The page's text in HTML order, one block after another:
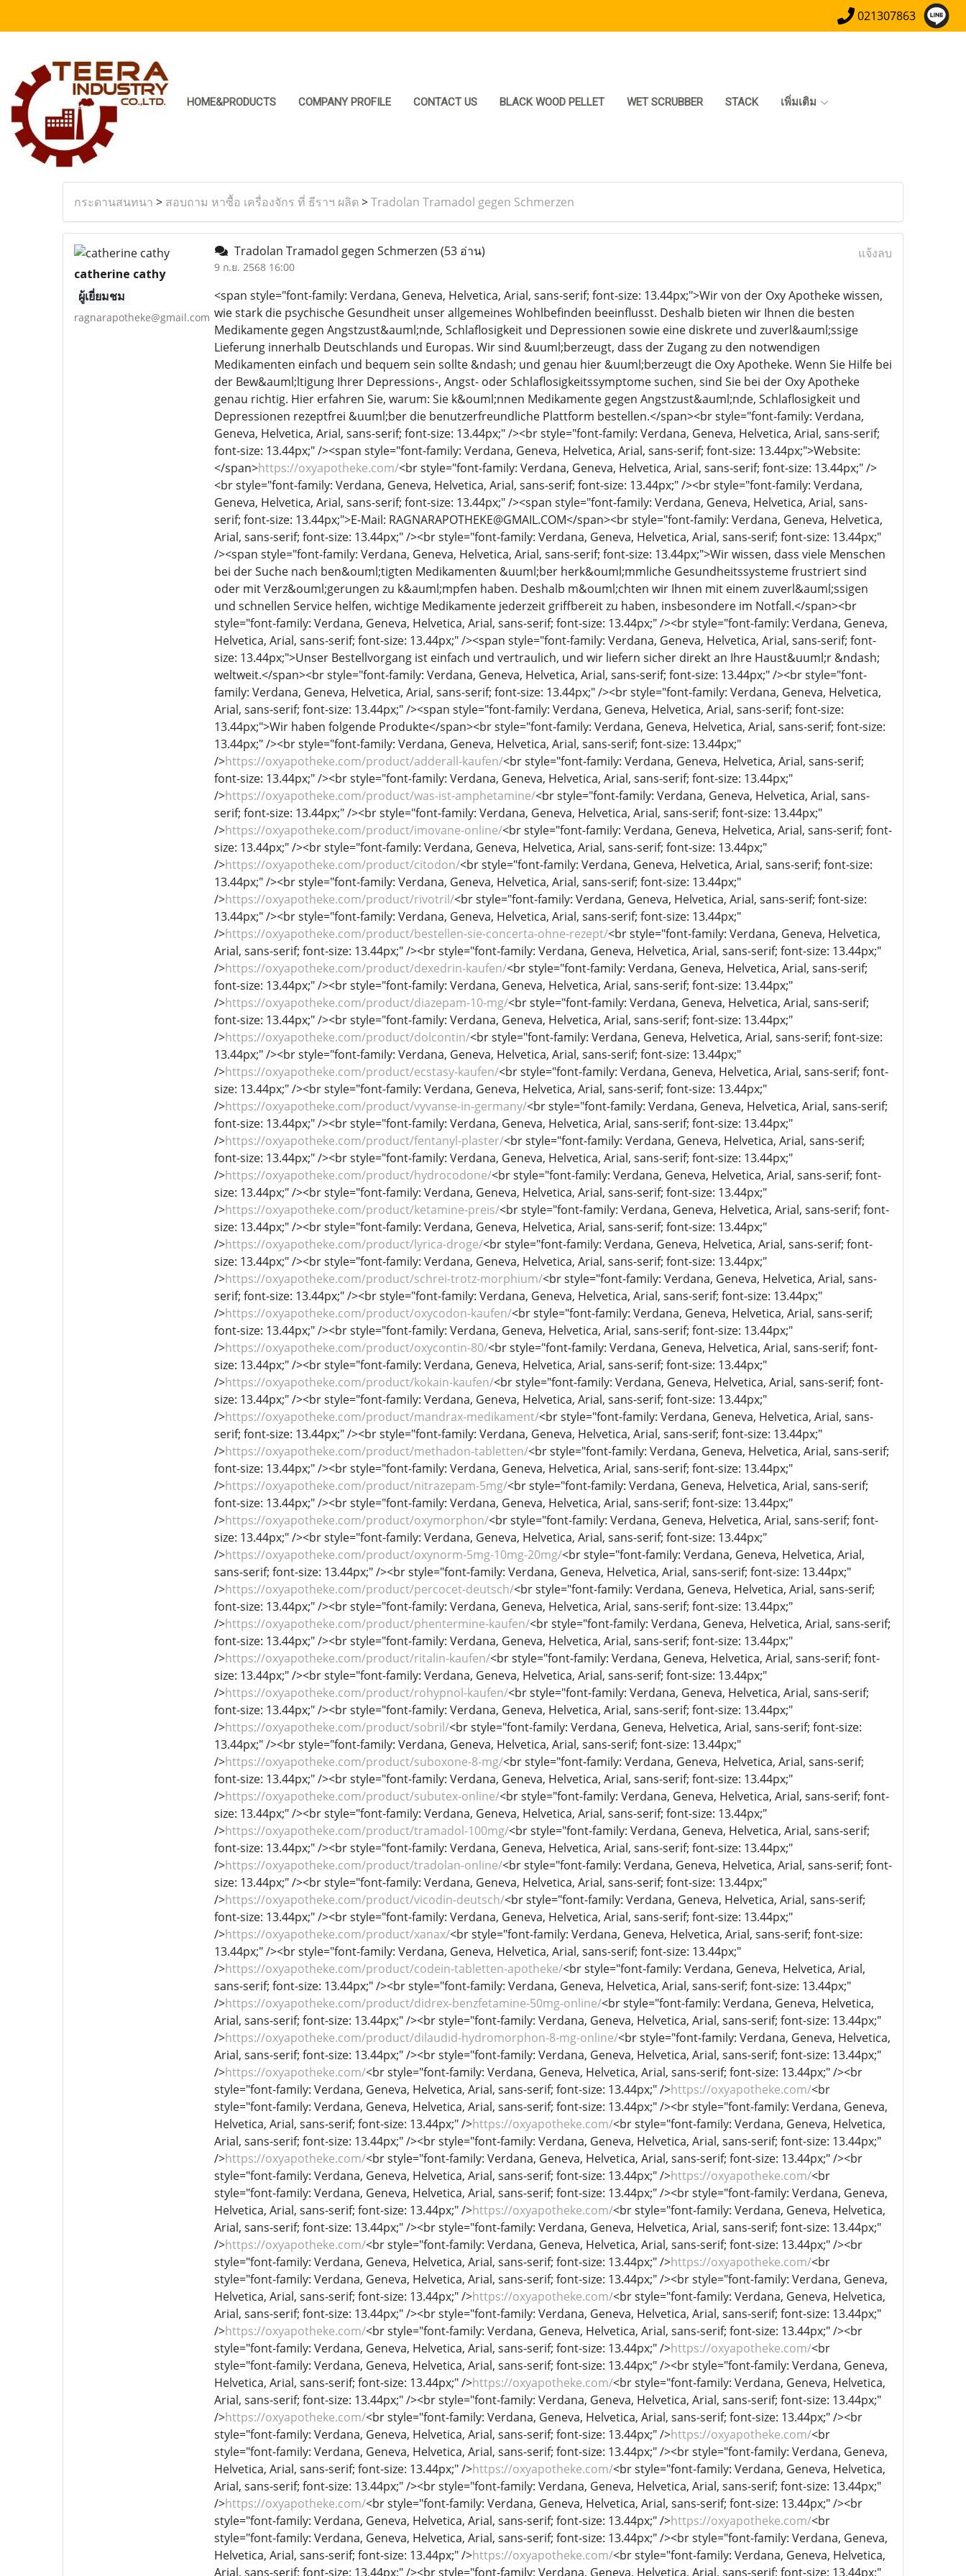
021307863
HOME&PRODUCTS COMPANY PROFILE CONTACT US BLACK WOOD PELLET WET SCRUBBER STACK เพิ่มเติม
กระดานสนทนา > สอบถาม หาซื้อ เครื่องจักร ที่ ธีราฯ ผลิต >Tradolan Tramadol gegen Schmerzen
catherine cathy
ผู้เยี่ยมชม
ragnarapotheke@gmail.com
Tradolan Tramadol gegen Schmerzen (53 อ่าน)
9 ก.ย. 2568 16:00
แจ้งลบ
<span style="font-family: Verdana, Geneva, Helvetica, Arial, sans-serif; font-size: 13.44px;">Wir von der Oxy Apotheke wissen,
wie stark die psychische Gesundheit unser allgemeines Wohlbefinden beeinflusst. Deshalb bieten wir Ihnen die besten
Medikamente gegen Angstzust&auml;nde, Schlaflosigkeit und Depressionen sowie eine diskrete und zuverl&auml;ssige
Lieferung innerhalb Deutschlands und Europas. Wir sind &uuml;berzeugt, dass der Zugang zu den notwendigen
Medikamenten einfach und bequem sein sollte &ndash; und genau hier &uuml;berzeugt die Oxy Apotheke. Wenn Sie Hilfe bei
der Bew&auml;ltigung Ihrer Depressions-, Angst- oder Schlaflosigkeitssymptome suchen, sind Sie bei der Oxy Apotheke
genau richtig. Hier erfahren Sie, warum: Sie k&ouml;nnen Medikamente gegen Angstzust&auml;nde, Schlaflosigkeit und
Depressionen rezeptfrei &uuml;ber die benutzerfreundliche Plattform bestellen.</span><br style="font-family: Verdana,
Geneva, Helvetica, Arial, sans-serif; font-size: 13.44px;" /><br style="font-family: Verdana, Geneva, Helvetica, Arial, sans-serif;
font-size: 13.44px;" /><span style="font-family: Verdana, Geneva, Helvetica, Arial, sans-serif; font-size: 13.44px;">Website:
</span>https://oxyapotheke.com/<br style="font-family: Verdana, Geneva, Helvetica, Arial, sans-serif; font-size: 13.44px;" />
<br style="font-family: Verdana, Geneva, Helvetica, Arial, sans-serif; font-size: 13.44px;" /><br style="font-family: Verdana,
Geneva, Helvetica, Arial, sans-serif; font-size: 13.44px;" /><span style="font-family: Verdana, Geneva, Helvetica, Arial, sans-
serif; font-size: 13.44px;">E-Mail: RAGNARAPOTHEKE@GMAIL.COM</span><br style="font-family: Verdana, Geneva, Helvetica,
Arial, sans-serif; font-size: 13.44px;" /><br style="font-family: Verdana, Geneva, Helvetica, Arial, sans-serif; font-size: 13.44px;"
/><span style="font-family: Verdana, Geneva, Helvetica, Arial, sans-serif; font-size: 13.44px;">Wir wissen, dass viele Menschen
bei der Suche nach ben&ouml;tigten Medikamenten &uuml;ber herk&ouml;mmliche Gesundheitssysteme frustriert sind
oder mit Verz&ouml;gerungen zu k&auml;mpfen haben. Deshalb m&ouml;chten wir Ihnen mit einem zuverl&auml;ssigen
und schnellen Service helfen, wichtige Medikamente jederzeit griffbereit zu haben, insbesondere im Notfall.</span><br
style="font-family: Verdana, Geneva, Helvetica, Arial, sans-serif; font-size: 13.44px;" /><br style="font-family: Verdana, Geneva,
Helvetica, Arial, sans-serif; font-size: 13.44px;" /><span style="font-family: Verdana, Geneva, Helvetica, Arial, sans-serif; font-
size: 13.44px;">Unser Bestellvorgang ist einfach und vertraulich, und wir liefern sicher direkt an Ihre Haust&uuml;r &ndash;
weltweit.</span><br style="font-family: Verdana, Geneva, Helvetica, Arial, sans-serif; font-size: 13.44px;" /><br style="font-
family: Verdana, Geneva, Helvetica, Arial, sans-serif; font-size: 13.44px;" /><br style="font-family: Verdana, Geneva, Helvetica,
Arial, sans-serif; font-size: 13.44px;" /><span style="font-family: Verdana, Geneva, Helvetica, Arial, sans-serif; font-size:
13.44px;">Wir haben folgende Produkte</span><br style="font-family: Verdana, Geneva, Helvetica, Arial, sans-serif; font-size:
13.44px;" /><br style="font-family: Verdana, Geneva, Helvetica, Arial, sans-serif; font-size: 13.44px;"
/>https://oxyapotheke.com/product/adderall-kaufen/<br style="font-family: Verdana, Geneva, Helvetica, Arial, sans-serif;
font-size: 13.44px;" /><br style="font-family: Verdana, Geneva, Helvetica, Arial, sans-serif; font-size: 13.44px;"
/>https://oxyapotheke.com/product/was-ist-amphetamine/<br style="font-family: Verdana, Geneva, Helvetica, Arial, sans-
serif; font-size: 13.44px;" /><br style="font-family: Verdana, Geneva, Helvetica, Arial, sans-serif; font-size: 13.44px;"
/>https://oxyapotheke.com/product/imovane-online/<br style="font-family: Verdana, Geneva, Helvetica, Arial, sans-serif; font-
size: 13.44px;" /><br style="font-family: Verdana, Geneva, Helvetica, Arial, sans-serif; font-size: 13.44px;"
/>https://oxyapotheke.com/product/citodon/<br style="font-family: Verdana, Geneva, Helvetica, Arial, sans-serif; font-size:
13.44px;" /><br style="font-family: Verdana, Geneva, Helvetica, Arial, sans-serif; font-size: 13.44px;"
/>https://oxyapotheke.com/product/rivotril/<br style="font-family: Verdana, Geneva, Helvetica, Arial, sans-serif; font-size:
13.44px;" /><br style="font-family: Verdana, Geneva, Helvetica, Arial, sans-serif; font-size: 13.44px;"
/>https://oxyapotheke.com/product/bestellen-sie-concerta-ohne-rezept/<br style="font-family: Verdana, Geneva, Helvetica,
Arial, sans-serif; font-size: 13.44px;" /><br style="font-family: Verdana, Geneva, Helvetica, Arial, sans-serif; font-size: 13.44px;"
/>https://oxyapotheke.com/product/dexedrin-kaufen/<br style="font-family: Verdana, Geneva, Helvetica, Arial, sans-serif;
font-size: 13.44px;" /><br style="font-family: Verdana, Geneva, Helvetica, Arial, sans-serif; font-size: 13.44px;"
/>https://oxyapotheke.com/product/diazepam-10-mg/<br style="font-family: Verdana, Geneva, Helvetica, Arial, sans-serif;
font-size: 13.44px;" /><br style="font-family: Verdana, Geneva, Helvetica, Arial, sans-serif; font-size: 13.44px;"
/>https://oxyapotheke.com/product/dolcontin/<br style="font-family: Verdana, Geneva, Helvetica, Arial, sans-serif; font-size:
13.44px;" /><br style="font-family: Verdana, Geneva, Helvetica, Arial, sans-serif; font-size: 13.44px;"
/>https://oxyapotheke.com/product/ecstasy-kaufen/<br style="font-family: Verdana, Geneva, Helvetica, Arial, sans-serif; font-
size: 13.44px;" /><br style="font-family: Verdana, Geneva, Helvetica, Arial, sans-serif; font-size: 13.44px;"
/>https://oxyapotheke.com/product/vyvanse-in-germany/<br style="font-family: Verdana, Geneva, Helvetica, Arial, sans-serif;
font-size: 13.44px;" /><br style="font-family: Verdana, Geneva, Helvetica, Arial, sans-serif; font-size: 13.44px;"
/>https://oxyapotheke.com/product/fentanyl-plaster/<br style="font-family: Verdana, Geneva, Helvetica, Arial, sans-serif;
font-size: 13.44px;" /><br style="font-family: Verdana, Geneva, Helvetica, Arial, sans-serif; font-size: 13.44px;"
/>https://oxyapotheke.com/product/hydrocodone/<br style="font-family: Verdana, Geneva, Helvetica, Arial, sans-serif; font-
size: 13.44px;" /><br style="font-family: Verdana, Geneva, Helvetica, Arial, sans-serif; font-size: 13.44px;"
/>https://oxyapotheke.com/product/ketamine-preis/<br style="font-family: Verdana, Geneva, Helvetica, Arial, sans-serif; font-
size: 13.44px;" /><br style="font-family: Verdana, Geneva, Helvetica, Arial, sans-serif; font-size: 13.44px;"
/>https://oxyapotheke.com/product/lyrica-droge/<br style="font-family: Verdana, Geneva, Helvetica, Arial, sans-serif; font-
size: 13.44px;" /><br style="font-family: Verdana, Geneva, Helvetica, Arial, sans-serif; font-size: 13.44px;"
/>https://oxyapotheke.com/product/schrei-trotz-morphium/<br style="font-family: Verdana, Geneva, Helvetica, Arial, sans-
serif; font-size: 13.44px;" /><br style="font-family: Verdana, Geneva, Helvetica, Arial, sans-serif; font-size: 13.44px;"
/>https://oxyapotheke.com/product/oxycodon-kaufen/<br style="font-family: Verdana, Geneva, Helvetica, Arial, sans-serif;
font-size: 13.44px;" /><br style="font-family: Verdana, Geneva, Helvetica, Arial, sans-serif; font-size: 13.44px;"
/>https://oxyapotheke.com/product/oxycontin-80/<br style="font-family: Verdana, Geneva, Helvetica, Arial, sans-serif; font-
size: 13.44px;" /><br style="font-family: Verdana, Geneva, Helvetica, Arial, sans-serif; font-size: 13.44px;"
/>https://oxyapotheke.com/product/kokain-kaufen/<br style="font-family: Verdana, Geneva, Helvetica, Arial, sans-serif; font-
size: 13.44px;" /><br style="font-family: Verdana, Geneva, Helvetica, Arial, sans-serif; font-size: 13.44px;"
/>https://oxyapotheke.com/product/mandrax-medikament/<br style="font-family: Verdana, Geneva, Helvetica, Arial, sans-
serif; font-size: 13.44px;" /><br style="font-family: Verdana, Geneva, Helvetica, Arial, sans-serif; font-size: 13.44px;"
/>https://oxyapotheke.com/product/methadon-tabletten/<br style="font-family: Verdana, Geneva, Helvetica, Arial, sans-serif;
font-size: 13.44px;" /><br style="font-family: Verdana, Geneva, Helvetica, Arial, sans-serif; font-size: 13.44px;"
/>https://oxyapotheke.com/product/nitrazepam-5mg/<br style="font-family: Verdana, Geneva, Helvetica, Arial, sans-serif;
font-size: 13.44px;" /><br style="font-family: Verdana, Geneva, Helvetica, Arial, sans-serif; font-size: 13.44px;"
/>https://oxyapotheke.com/product/oxymorphon/<br style="font-family: Verdana, Geneva, Helvetica, Arial, sans-serif; font-
size: 13.44px;" /><br style="font-family: Verdana, Geneva, Helvetica, Arial, sans-serif; font-size: 13.44px;"
/>https://oxyapotheke.com/product/oxynorm-5mg-10mg-20mg/<br style="font-family: Verdana, Geneva, Helvetica, Arial,
sans-serif; font-size: 13.44px;" /><br style="font-family: Verdana, Geneva, Helvetica, Arial, sans-serif; font-size: 13.44px;"
/>https://oxyapotheke.com/product/percocet-deutsch/<br style="font-family: Verdana, Geneva, Helvetica, Arial, sans-serif;
font-size: 13.44px;" /><br style="font-family: Verdana, Geneva, Helvetica, Arial, sans-serif; font-size: 13.44px;"
/>https://oxyapotheke.com/product/phentermine-kaufen/<br style="font-family: Verdana, Geneva, Helvetica, Arial, sans-serif;
font-size: 13.44px;" /><br style="font-family: Verdana, Geneva, Helvetica, Arial, sans-serif; font-size: 13.44px;"
/>https://oxyapotheke.com/product/ritalin-kaufen/<br style="font-family: Verdana, Geneva, Helvetica, Arial, sans-serif; font-
size: 13.44px;" /><br style="font-family: Verdana, Geneva, Helvetica, Arial, sans-serif; font-size: 13.44px;"
/>https://oxyapotheke.com/product/rohypnol-kaufen/<br style="font-family: Verdana, Geneva, Helvetica, Arial, sans-serif;
font-size: 13.44px;" /><br style="font-family: Verdana, Geneva, Helvetica, Arial, sans-serif; font-size: 13.44px;"
/>https://oxyapotheke.com/product/sobril/<br style="font-family: Verdana, Geneva, Helvetica, Arial, sans-serif; font-size:
13.44px;" /><br style="font-family: Verdana, Geneva, Helvetica, Arial, sans-serif; font-size: 13.44px;"
/>https://oxyapotheke.com/product/suboxone-8-mg/<br style="font-family: Verdana, Geneva, Helvetica, Arial, sans-serif;
font-size: 13.44px;" /><br style="font-family: Verdana, Geneva, Helvetica, Arial, sans-serif; font-size: 13.44px;"
/>https://oxyapotheke.com/product/subutex-online/<br style="font-family: Verdana, Geneva, Helvetica, Arial, sans-serif; font-
size: 13.44px;" /><br style="font-family: Verdana, Geneva, Helvetica, Arial, sans-serif; font-size: 13.44px;"
/>https://oxyapotheke.com/product/tramadol-100mg/<br style="font-family: Verdana, Geneva, Helvetica, Arial, sans-serif;
font-size: 13.44px;" /><br style="font-family: Verdana, Geneva, Helvetica, Arial, sans-serif; font-size: 13.44px;"
/>https://oxyapotheke.com/product/tradolan-online/<br style="font-family: Verdana, Geneva, Helvetica, Arial, sans-serif; font-
size: 13.44px;" /><br style="font-family: Verdana, Geneva, Helvetica, Arial, sans-serif; font-size: 13.44px;"
/>https://oxyapotheke.com/product/vicodin-deutsch/<br style="font-family: Verdana, Geneva, Helvetica, Arial, sans-serif;
font-size: 13.44px;" /><br style="font-family: Verdana, Geneva, Helvetica, Arial, sans-serif; font-size: 13.44px;"
/>https://oxyapotheke.com/product/xanax/<br style="font-family: Verdana, Geneva, Helvetica, Arial, sans-serif; font-size:
13.44px;" /><br style="font-family: Verdana, Geneva, Helvetica, Arial, sans-serif; font-size: 13.44px;"
/>https://oxyapotheke.com/product/codein-tabletten-apotheke/<br style="font-family: Verdana, Geneva, Helvetica, Arial,
sans-serif; font-size: 13.44px;" /><br style="font-family: Verdana, Geneva, Helvetica, Arial, sans-serif; font-size: 13.44px;"
/>https://oxyapotheke.com/product/didrex-benzfetamine-50mg-online/<br style="font-family: Verdana, Geneva, Helvetica,
Arial, sans-serif; font-size: 13.44px;" /><br style="font-family: Verdana, Geneva, Helvetica, Arial, sans-serif; font-size: 13.44px;"
/>https://oxyapotheke.com/product/dilaudid-hydromorphon-8-mg-online/<br style="font-family: Verdana, Geneva, Helvetica,
Arial, sans-serif; font-size: 13.44px;" /><br style="font-family: Verdana, Geneva, Helvetica, Arial, sans-serif; font-size: 13.44px;"
/>https://oxyapotheke.com/<br style="font-family: Verdana, Geneva, Helvetica, Arial, sans-serif; font-size: 13.44px;" /><br
style="font-family: Verdana, Geneva, Helvetica, Arial, sans-serif; font-size: 13.44px;" />https://oxyapotheke.com/<br
style="font-family: Verdana, Geneva, Helvetica, Arial, sans-serif; font-size: 13.44px;" /><br style="font-family: Verdana, Geneva,
Helvetica, Arial, sans-serif; font-size: 13.44px;" />https://oxyapotheke.com/<br style="font-family: Verdana, Geneva, Helvetica,
Arial, sans-serif; font-size: 13.44px;" /><br style="font-family: Verdana, Geneva, Helvetica, Arial, sans-serif; font-size: 13.44px;"
/>https://oxyapotheke.com/<br style="font-family: Verdana, Geneva, Helvetica, Arial, sans-serif; font-size: 13.44px;" /><br
style="font-family: Verdana, Geneva, Helvetica, Arial, sans-serif; font-size: 13.44px;" />https://oxyapotheke.com/<br
style="font-family: Verdana, Geneva, Helvetica, Arial, sans-serif; font-size: 13.44px;" /><br style="font-family: Verdana, Geneva,
Helvetica, Arial, sans-serif; font-size: 13.44px;" />https://oxyapotheke.com/<br style="font-family: Verdana, Geneva, Helvetica,
Arial, sans-serif; font-size: 13.44px;" /><br style="font-family: Verdana, Geneva, Helvetica, Arial, sans-serif; font-size: 13.44px;"
/>https://oxyapotheke.com/<br style="font-family: Verdana, Geneva, Helvetica, Arial, sans-serif; font-size: 13.44px;" /><br
style="font-family: Verdana, Geneva, Helvetica, Arial, sans-serif; font-size: 13.44px;" />https://oxyapotheke.com/<br
style="font-family: Verdana, Geneva, Helvetica, Arial, sans-serif; font-size: 13.44px;" /><br style="font-family: Verdana, Geneva,
Helvetica, Arial, sans-serif; font-size: 13.44px;" />https://oxyapotheke.com/<br style="font-family: Verdana, Geneva, Helvetica,
Arial, sans-serif; font-size: 13.44px;" /><br style="font-family: Verdana, Geneva, Helvetica, Arial, sans-serif; font-size: 13.44px;"
/>https://oxyapotheke.com/<br style="font-family: Verdana, Geneva, Helvetica, Arial, sans-serif; font-size: 13.44px;" /><br
style="font-family: Verdana, Geneva, Helvetica, Arial, sans-serif; font-size: 13.44px;" />https://oxyapotheke.com/<br
style="font-family: Verdana, Geneva, Helvetica, Arial, sans-serif; font-size: 13.44px;" /><br style="font-family: Verdana, Geneva,
Helvetica, Arial, sans-serif; font-size: 13.44px;" />https://oxyapotheke.com/<br style="font-family: Verdana, Geneva, Helvetica,
Arial, sans-serif; font-size: 13.44px;" /><br style="font-family: Verdana, Geneva, Helvetica, Arial, sans-serif; font-size: 13.44px;"
/>https://oxyapotheke.com/<br style="font-family: Verdana, Geneva, Helvetica, Arial, sans-serif; font-size: 13.44px;" /><br
style="font-family: Verdana, Geneva, Helvetica, Arial, sans-serif; font-size: 13.44px;" />https://oxyapotheke.com/<br
style="font-family: Verdana, Geneva, Helvetica, Arial, sans-serif; font-size: 13.44px;" /><br style="font-family: Verdana, Geneva,
Helvetica, Arial, sans-serif; font-size: 13.44px;" />https://oxyapotheke.com/<br style="font-family: Verdana, Geneva, Helvetica,
Arial, sans-serif; font-size: 13.44px;" /><br style="font-family: Verdana, Geneva, Helvetica, Arial, sans-serif; font-size: 13.44px;"
/>https://oxyapotheke.com/<br style="font-family: Verdana, Geneva, Helvetica, Arial, sans-serif; font-size: 13.44px;" /><br
style="font-family: Verdana, Geneva, Helvetica, Arial, sans-serif; font-size: 13.44px;" />https://oxyapotheke.com/<br
style="font-family: Verdana, Geneva, Helvetica, Arial, sans-serif; font-size: 13.44px;" /><br style="font-family: Verdana, Geneva,
Helvetica, Arial, sans-serif; font-size: 13.44px;" />https://oxyapotheke.com/<br style="font-family: Verdana, Geneva, Helvetica,
Arial, sans-serif; font-size: 13.44px;" /><br style="font-family: Verdana, Geneva, Helvetica, Arial, sans-serif; font-size: 13.44px;"